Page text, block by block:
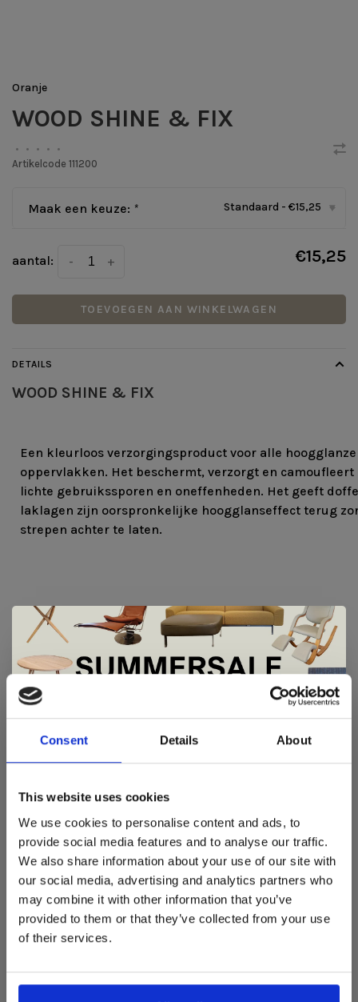
Consent Details About
This website uses cookies
We use cookies to personalise content and ads, to
provide social media features and to analyse our traffic.
We also share information about your use of our site with
our social media, advertising and analytics partners who
may combine it with other information that you’ve
provided to them or that they’ve collected from your use
of their services.
Oranje
WOOD SHINE & FIX
• • • •
•
Artikelcode 111200
Maak een keuze: * Standaard - €15,25 ▾
aantal: +
- €15,25
TOEVOEGEN AAN WINKELWAGEN
DETAILS
WOOD SHINE & FIX
Een kleurloos verzorgingsproduct voor alle
oppervlakken. Het beschermt, verzorgt en camoufleert
lichte gebruikssporen en oneffenheden. Het geeft doffe
laklagen zijn oorspronkelijke hoogglanseffect terug
strepen achter te laten.
REVIEWS
0 sterren op basis van 0 beoordelingen
GERELATEERDE PRODUCTEN
De Summer Sale bij Snip Wonen+ is
gestart!
woonaccessoires aan te schaffen met aantrekkelijke kortingen.
In onze showroom vind je een uitgebreide selectie
designmeubelen van gerenommeerde Nederlandse en Europese
merken. Onder andere showroommodellen vanHarvink,
Gelderland,Swedese,Sculptures JeuxenArtisanzijn nu extra
voordelig verkrijgbaar. Profiteer van unieke aanbiedingen zolang
de voorraad strekt!
Liever nieuw bestellen? Ook dan krijgt u een vriendelijke
designmeubel geheel naar wens samen te stellen, met de